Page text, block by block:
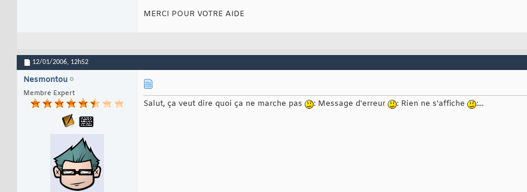
MERCI POUR VOTRE AIDE
12/01/2006, 12h52
Nesmontou
Membre Expert
Salut, ça veut dire quoi ça ne marche pas : Message d'erreur : Rien ne s'affiche :...